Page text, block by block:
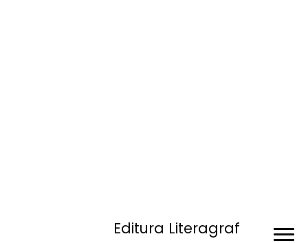
Editura Literagraf